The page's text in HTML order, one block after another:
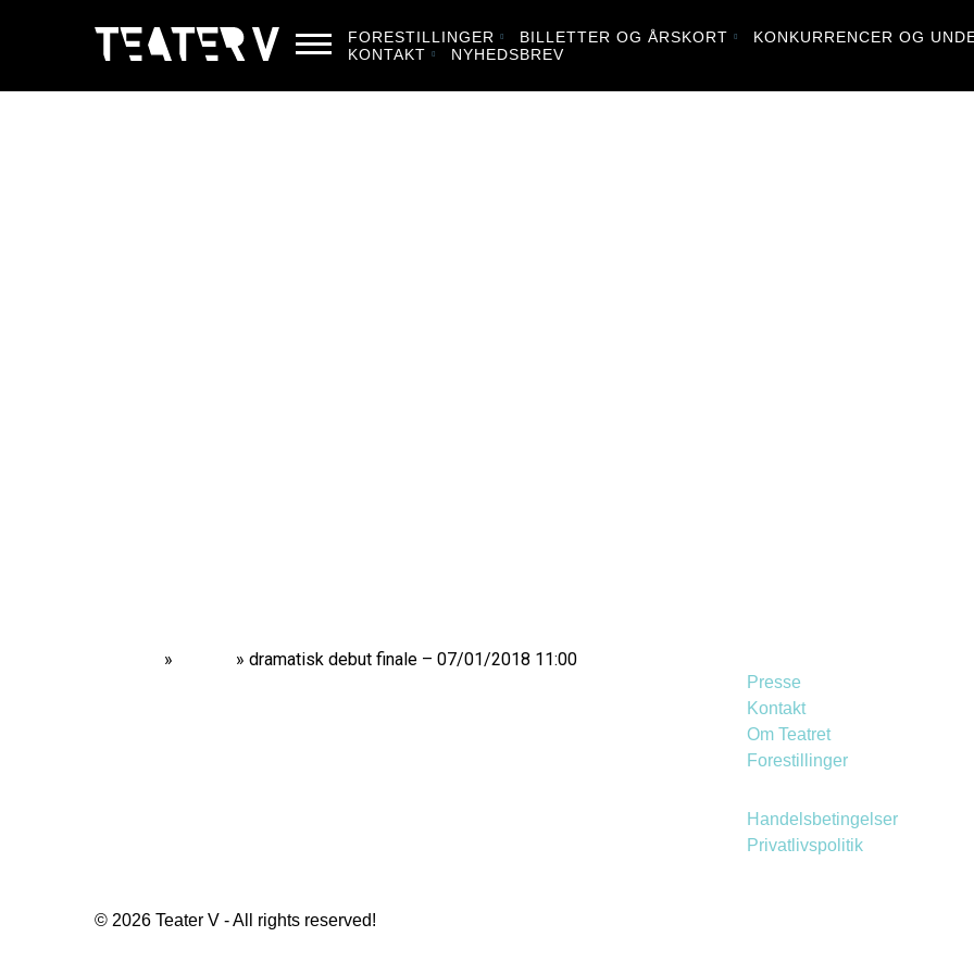
FORESTILLINGER BILLETTER OG ÅRSKORT KONKURRENCER OG
KONTAKT
NYHEDSBREV
» » dramatisk debut finale – 07/01/2018 11:00
Presse
Kontakt
Om Teatret
Forestillinger
Handelsbetingelser
Privatlivspolitik
© 2026 Teater V - All rights reserved!